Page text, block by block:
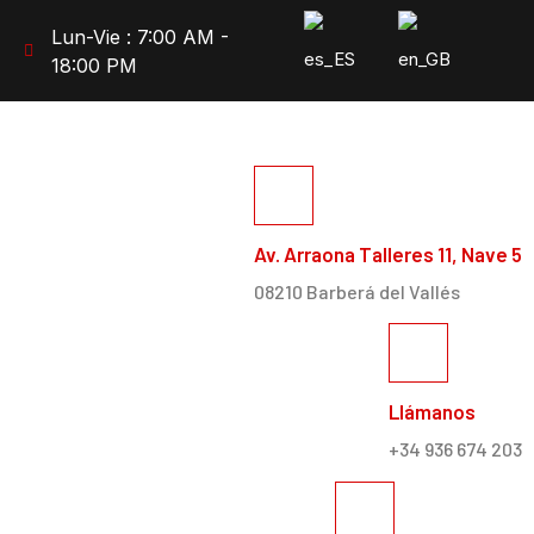
Lun-Vie : 7:00 AM -
18:00 PM
Av. Arraona Talleres 11, Nave 5
08210 Barberá del Vallés
Llámanos
+34 936 674 203